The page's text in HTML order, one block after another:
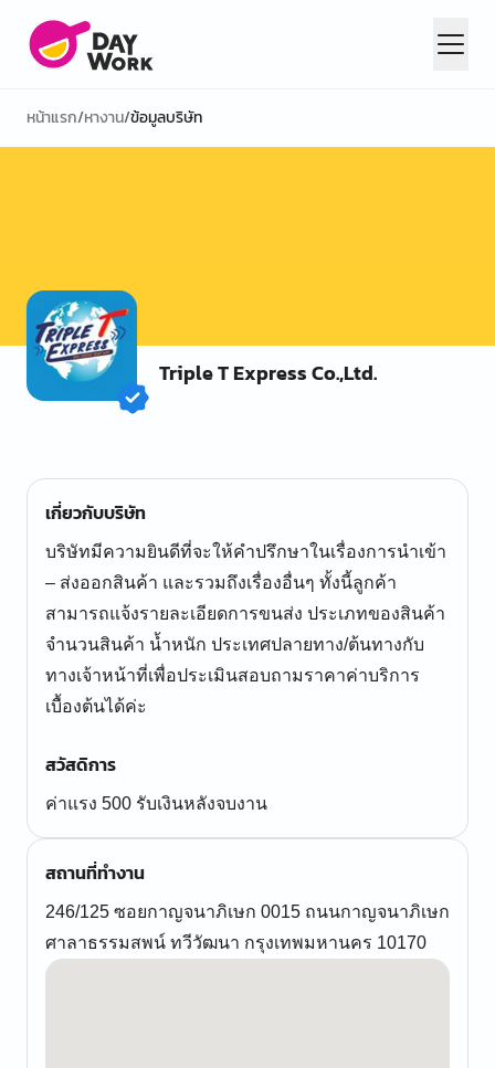
หน้าแรก/หางาน/ข้อมูลบริษัท
Triple T Express Co.,Ltd.
เกี่ยวกับบริษัท
บริษัทมีความยินดีที่จะให้คำปรึกษาในเรื่องการนำเข้า
– ส่งออกสินค้า และรวมถึงเรื่องอื่นๆ ทั้งนี้ลูกค้า
สามารถแจ้งรายละเอียดการขนส่ง ประเภทของสินค้า
จำนวนสินค้า น้ำหนัก ประเทศปลายทาง/ต้นทางกับ
ทางเจ้าหน้าที่เพื่อประเมินสอบถามราคาค่าบริการ
เบื้องต้นได้ค่ะ
สวัสดิการ
ค่าแรง 500 รับเงินหลังจบงาน
สถานที่ทำงาน
246/125 ซอยกาญจนาภิเษก 0015 ถนนกาญจนาภิเษก
ศาลาธรรมสพน์ ทวีวัฒนา กรุงเทพมหานคร 10170